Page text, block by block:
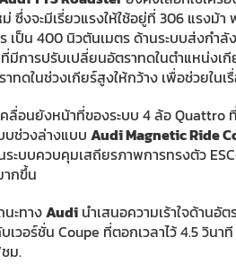
ซึ่งจะมีเรี่ยวแรงให้ใช้อยู่ที่ 306 แรงม้
เป็น 400 นิวตันเมตร ด้านระบบส่งกำ
มีการปรับเปลี่ยนอัตราทดในตำแหน่งเกี
ทดในช่วงเกียร์สูงให้กว้าง เพื่อช่วยในเ
ลื่อนยังหน้าที่ของระบบ 4 ล้อ Quattro
บช่วงล่างแบบ Audi Magnetic Ride
ะบบควบคุมเสถียรภาพการทรงตัว
กขึ้น
ะทางAudi นำเสนอความเร้าใจด้านอั
เวอร์ชั่น Coupe ที่ตอกเวลาไว้ 4.5 วิน
ม.